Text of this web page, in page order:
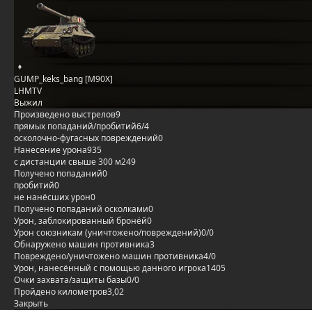
GUMP_keks_bang [M90X]
LHMTV
Выжил
Произведено выстрелов9
прямых попаданий/пробитий6/4
осколочно-фугасных повреждений0
Нанесение урона935
с дистанции свыше 300 м249
Получено попаданий0
пробитий0
не нанёсших урон0
Получено попаданий осколками0
Урон, заблокированный бронёй0
Урон союзникам (уничтожено/повреждений)0/0
Обнаружено машин противника3
Повреждено/уничтожено машин противника4/0
Урон, нанесённый с помощью данного игрока1405
Очки захвата/защиты базы0/0
Пройдено километров3,02
Закрыть